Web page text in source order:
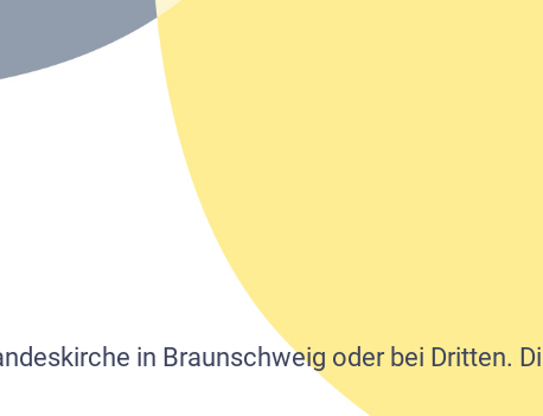
in Braunschweig oder bei Dritten.